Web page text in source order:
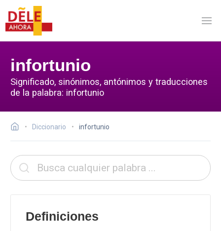
infortunio
Significado, sinónimos, antónimos y traducciones
de la palabra: infortunio
Diccionario infortunio
Definiciones